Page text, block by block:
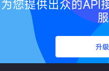
为您提供出众的API
升